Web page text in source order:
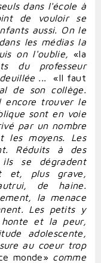
dans l'école à
de vouloir se
aussi. On le
les médias la
on l'oublie,«la
du professeur
... «Il faut
de son collège.
encore trouver le
sont en voie
par un nombre
les moyens. Les
Réduits à des
se dégradent
et, plus grave,
de haine.
la menace
Les petits y
et la peur,
adolescente,
au coeur trop
monde» comme